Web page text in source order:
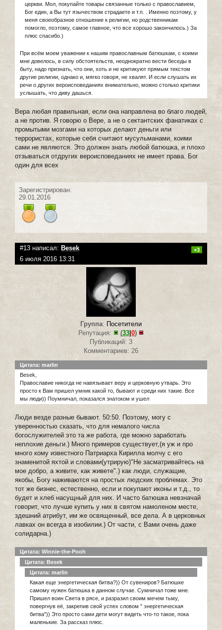
церкви. Мол, покупайте товары связанные только с православием,
Бог един, а Вы тут язычеством страдаете и т.п. . Именно поэтому, у
меня своеобразное отношение к религии, но родственникам
помогло, поэтому, самое главное, что все хорошо закончилось.) За
плюс спасибо.)
При всём моем уважении к нашим православным батюшкам, с коими
мне довелось, в силу обстоятельств, неоднократно вести беседы в
быту, надо признать, что они, хоть и не критикуют прямым текстом
другие религии, однако и, мягко говоря, не хвалят. И если слушать их
речи о других вероисповеданиях внимательно, можно столько критики
услышать, что диву дашься.
Вера любая правильная, если она направлена во благо людей,
а не против. Я говорю о Вере, а не о сектантских фанатиках с
промытыми мозгами на которых делают деньги или
террористах, которые себя считают мусульманами, коими
сами не являются. Это должен знать любой батюшка, и плохо
отзываться отдругих вероисповеданиях не имеет права. Бог
один для всех
Зарегистрирован:
29.01.2016
#13 написал: Besek +3
6 июля 2016 13:31
Группа: Посетители
Репутация:
(33 0)
Публикаций: 3
Комментариев: 26
Цитата: marlin
Besek,
Православие никогда не навязывает веру и церковную утварь. Это
просто к Вам пришел умник какой то, бывают и среди них такие. Все
мы люди)) Поумничал, показался знатоком и ушел
Люди везде разные бывают. 50:50. Поэтому, могу с
уверенностью сказать, что для немалого числа
богослужителей это та же работа, где можно заработать
неплохие деньги.) Много примеров существует,(я уж и про
много кому известного Патриарха Кирилла молчу с его
знаменитой яхтой и словами(утрирую)"Не засматривайтесь на
мое добро, а живите, как живете".) как люди, служащие,
якобы, Богу наживаются на простых людских проблемах. Это
тот же бизнес, естественно, если и покупают иконы и т.д., то
будет и хлеб насущный для них. И часто батюшка невзначай
говорит, что лучше купить у них в святом намоленом месте,
здешний атрибут, им же освященный, все дела. А в церковных
лавках он всегда в изобилии.) От части, с Вами очень даже
солидарна.)
Цитата: Winnie-the-Pooh
Цитата: Besek
Цитата: marlin
Какая еще энергетическая битва?)) От сувениров? Батюшке
самому нужен батюшка в данном случае. Сумничал тоже мне.
Пришел воин Света в рясе, и разразил своим мечем тьму,
повергнув её, закрепив свой успех словом " энергетическая
битва")) Это просто сами дети могут видеть что-то такое, пока
маленькие. За рассказ плюс.